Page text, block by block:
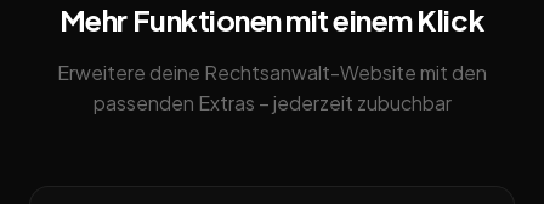
Mehr Funktionen mit einem Klick
Erweitere deine Rechtsanwalt-Website mit den
passenden Extras – jederzeit zubuchbar